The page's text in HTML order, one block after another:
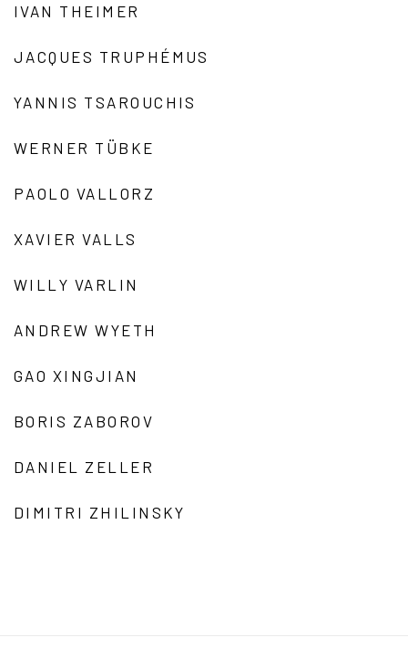
IVAN THEIMER
JACQUES TRUPHÉMUS
YANNIS TSAROUCHIS
WERNER TÜBKE
PAOLO VALLORZ
XAVIER VALLS
WILLY VARLIN
ANDREW WYETH
GAO XINGJIAN
BORIS ZABOROV
DANIEL ZELLER
DIMITRI ZHILINSKY